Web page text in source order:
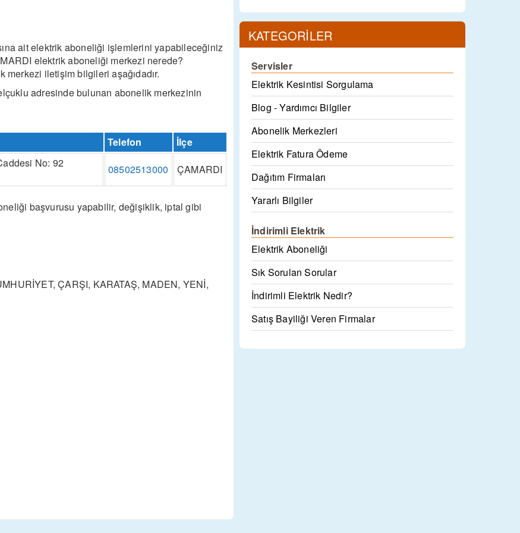
ait elektrik aboneliği işlemlerini yapabileceğiniz
elektrik aboneliği merkezi nerede?
iletişim bilgileri aşağıdadır.
adresinde bulunan abonelik merkezinin
Telefon
İlçe
No: 92
08502513000 ÇAMARDI
başvurusu yapabilir, değişiklik, iptal gibi
ÇARŞI, KARATAŞ, MADEN, YENİ,
KATEGORİLER
Servisler
Elektrik Kesintisi Sorgulama
Blog - Yardımcı Bilgiler
Abonelik Merkezleri
Elektrik Fatura Ödeme
Dağıtım Firmaları
Yararlı Bilgiler
İndirimli Elektrik
Elektrik Aboneliği
Sık Sorulan Sorular
İndirimli Elektrik Nedir?
Satış Bayiliği Veren Firmalar